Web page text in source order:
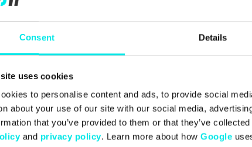
Consent Details
uses cookies
to personalise content and ads, to provide social
about your use of our site with our social media,
that you’ve provided to them or that they’ve
and privacy policy. Learn more about how Google